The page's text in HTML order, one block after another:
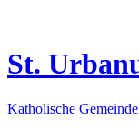
St.
Katholische